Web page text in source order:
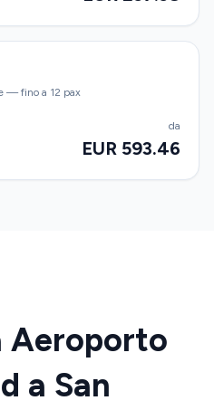
— fino a 12 pax
da
EUR 593.46
Aeroporto
a San